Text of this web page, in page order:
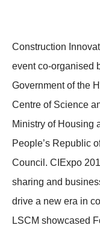
Construction
event co-organised
Government of the
Centre of Science
Ministry of Housing
People’s Republic
Council. CIExpo
sharing and
drive a new era in
LSCM showcased